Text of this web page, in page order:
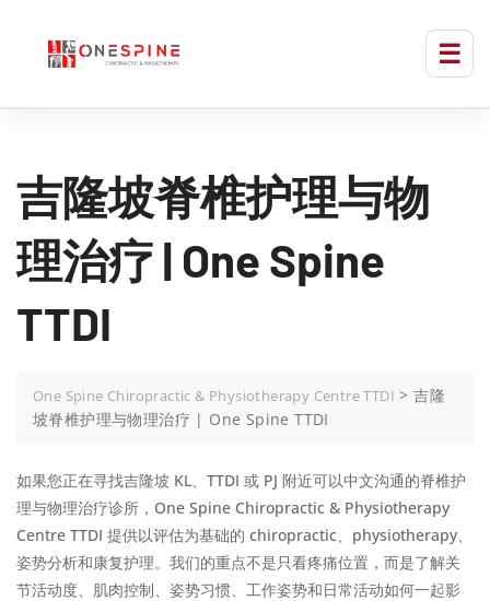
吉隆坡脊椎护理与物
理治疗 | One Spine
TTDI
One Spine Chiropractic & Physiotherapy Centre TTDI >吉隆
坡脊椎护理与物理治疗 | One Spine TTDI
如果您正在寻找吉隆坡 KL、TTDI 或 PJ 附近可以中文沟通的脊椎护
理与物理治疗诊所，One Spine Chiropractic & Physiotherapy
Centre TTDI 提供以评估为基础的 chiropractic、physiotherapy、
姿势分析和康复护理。我们的重点不是只看疼痛位置，而是了解关
节活动度、肌肉控制、姿势习惯、工作姿势和日常活动如何一起影